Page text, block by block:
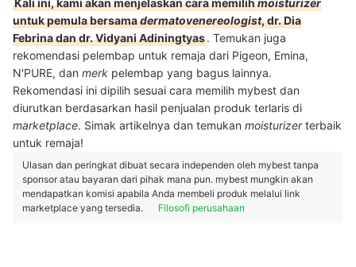
Kali ini, kami akan menjelaskan cara memilihmoisturizer
untuk pemula bersamadermatovenereologist, dr. Dia
Febrina dan dr. Vidyani Adiningtyas. Temukan juga
rekomendasi pelembap untuk remaja dari Pigeon, Emina,
N'PURE, dan merk pelembap yang bagus lainnya.
Rekomendasi ini dipilih sesuai cara memilih mybest dan
diurutkan berdasarkan hasil penjualan produk terlaris di
marketplace. Simak artikelnya dan temukan moisturizerterbaik
untuk remaja!
Ulasan dan peringkat dibuat secara independen oleh mybest tanpa
sponsor atau bayaran dari pihak mana pun. mybest mungkin akan
mendapatkan komisi apabila Anda membeli produk melalui link
marketplace yang tersedia.
Filosofi perusahaan